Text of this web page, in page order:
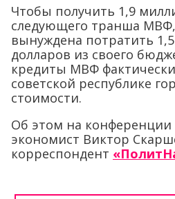
Чтобы получить 1,9
следующего транша
вынуждена потратить
долларов из своего
кредиты МВФ
советской республике
стоимости.
Об этом на конференции
экономист Виктор
корреспондент